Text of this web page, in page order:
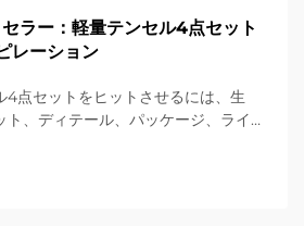
ラー：軽量テンセル4点セット
レーション
4点セットをヒットさせるには、生
、ディテール、パッケージ、ライフ
により、快適さ、持続可能性、スタ
合させ、幅広い消費者にアピールで